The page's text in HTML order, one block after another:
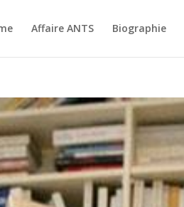
Affaire ANTS Biographie